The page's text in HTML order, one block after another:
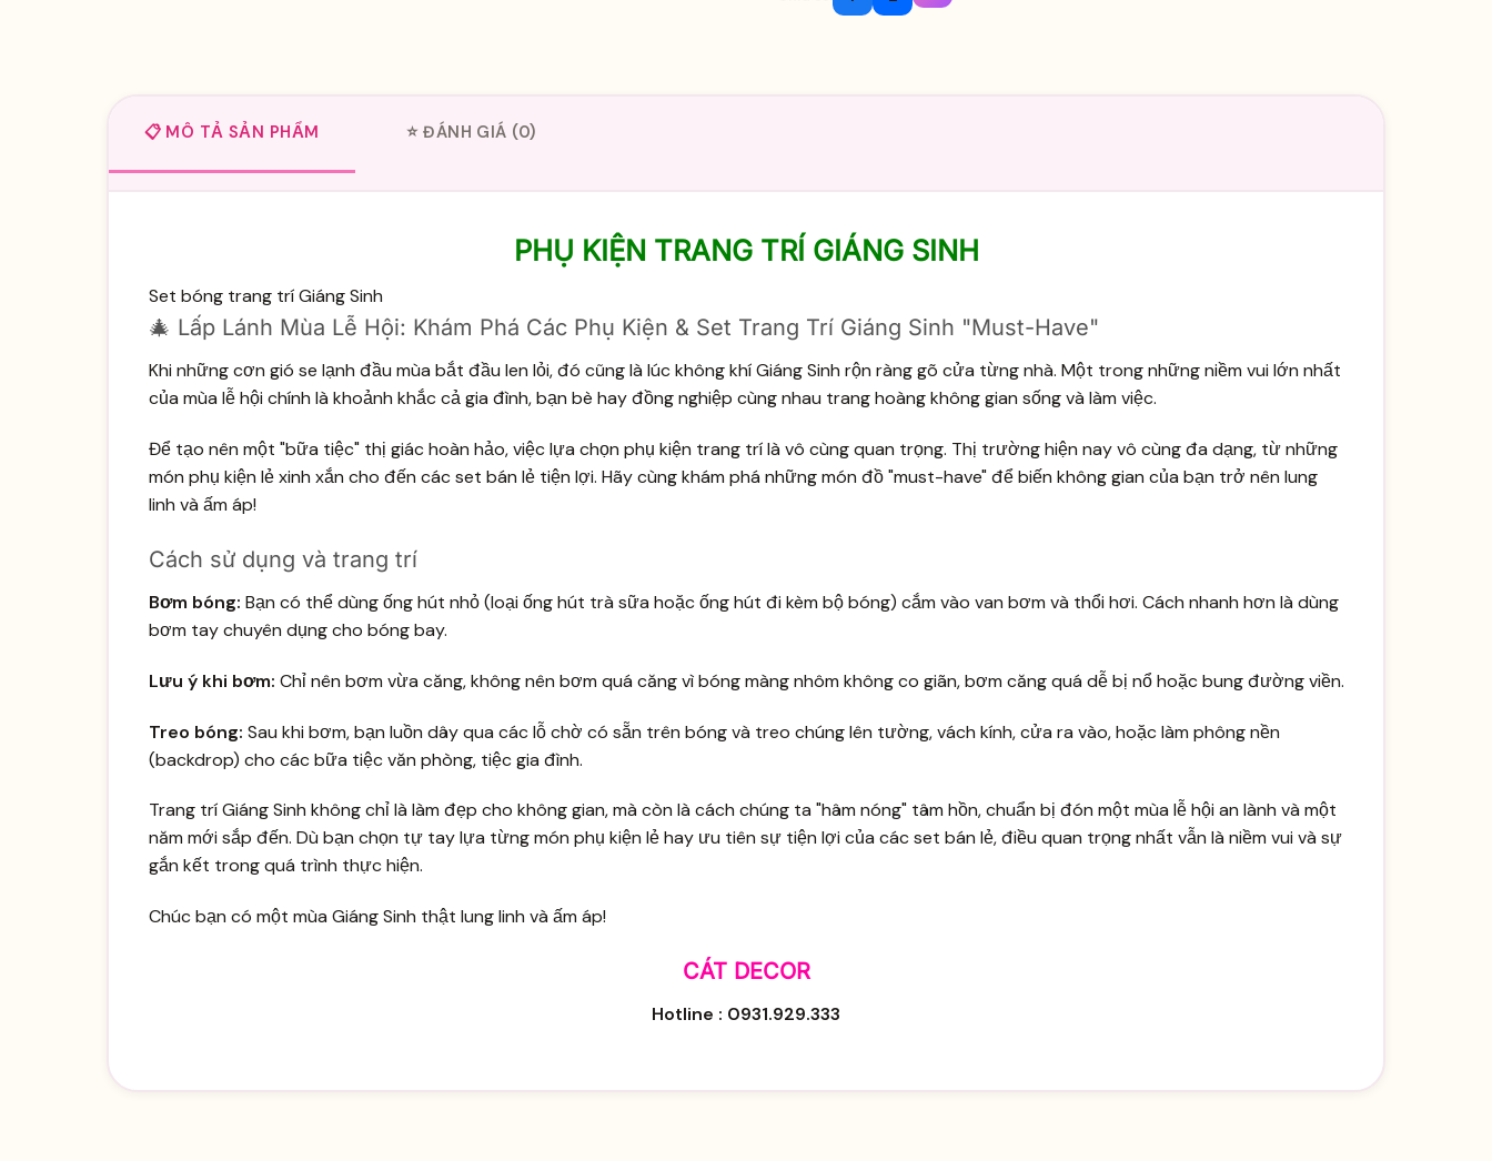
📋 MÔ TẢ SẢN PHẨM ⭐ ĐÁNH GIÁ (0)
PHỤ KIỆN TRANG TRÍ GIÁNG SINH
Set bóng trang trí Giáng Sinh
🎄 Lấp Lánh Mùa Lễ Hội: Khám Phá Các Phụ Kiện & Set Trang Trí Giáng Sinh "Must-Have"
Khi những cơn gió se lạnh đầu mùa bắt đầu len lỏi, đó cũng là lúc không khí Giáng Sinh rộn ràng gõ cửa từng nhà. Một trong những niềm vui lớn nhất
của mùa lễ hội chính là khoảnh khắc cả gia đình, bạn bè hay đồng nghiệp cùng nhau trang hoàng không gian sống và làm việc.
Để tạo nên một "bữa tiệc" thị giác hoàn hảo, việc lựa chọn phụ kiện trang trí là vô cùng quan trọng. Thị trường hiện nay vô cùng đa dạng, từ những
món phụ kiện lẻ xinh xắn cho đến các set bán lẻ tiện lợi. Hãy cùng khám phá những món đồ "must-have" để biến không gian của bạn trở nên lung
linh và ấm áp!
Cách sử dụng và trang trí
Bơm bóng: Bạn có thể dùng ống hút nhỏ (loại ống hút trà sữa hoặc ống hút đi kèm bộ bóng) cắm vào van bơm và thổi hơi. Cách nhanh hơn là dùng
bơm tay chuyên dụng cho bóng bay.
Lưu ý khi bơm: Chỉ nên bơm vừa căng, không nên bơm quá căng vì bóng màng nhôm không co giãn, bơm căng quá dễ bị nổ hoặc bung đường viền.
Treo bóng: Sau khi bơm, bạn luồn dây qua các lỗ chờ có sẵn trên bóng và treo chúng lên tường, vách kính, cửa ra vào, hoặc làm phông nền
(backdrop) cho các bữa tiệc văn phòng, tiệc gia đình.
Trang trí Giáng Sinh không chỉ là làm đẹp cho không gian, mà còn là cách chúng ta "hâm nóng" tâm hồn, chuẩn bị đón một mùa lễ hội an lành và một
năm mới sắp đến. Dù bạn chọn tự tay lựa từng món phụ kiện lẻ hay ưu tiên sự tiện lợi của các set bán lẻ, điều quan trọng nhất vẫn là niềm vui và sự
gắn kết trong quá trình thực hiện.
Chúc bạn có một mùa Giáng Sinh thật lung linh và ấm áp!
CÁT DECOR
Hotline : 0931.929.333